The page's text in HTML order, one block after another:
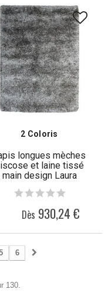
2 Coloris
longues mèches
et laine tissé
main design Laura
Dès 930,24 €
6
130.